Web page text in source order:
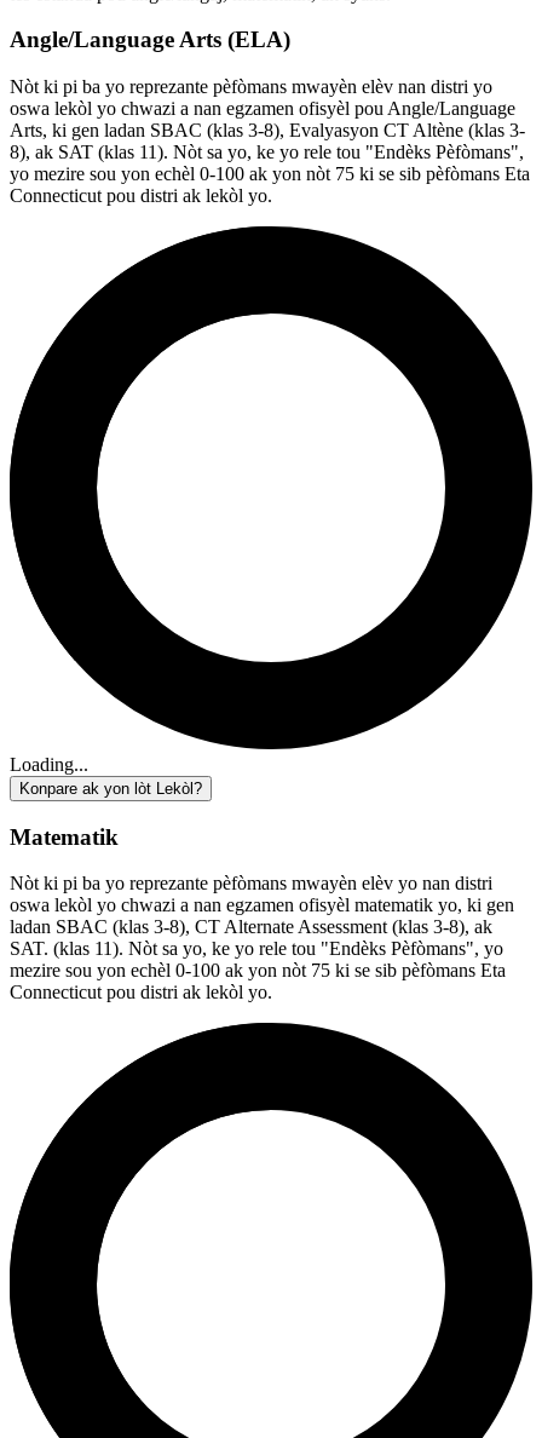
Angle/Language Arts (ELA)
Nòt ki pi ba yo reprezante pèfòmans mwayèn elèv nan distri yo
oswa lekòl yo chwazi a nan egzamen ofisyèl pou Angle/Language
Arts, ki gen ladan SBAC (klas 3-8), Evalyasyon CT Altène (klas 3-
8), ak SAT (klas 11). Nòt sa yo, ke yo rele tou "Endèks Pèfòmans",
yo mezire sou yon echèl 0-100 ak yon nòt 75 ki se sib pèfòmans Eta
Connecticut pou distri ak lekòl yo.
Loading...
Konpare ak yon lòt Lekòl?
Matematik
Nòt ki pi ba yo reprezante pèfòmans mwayèn elèv yo nan distri
oswa lekòl yo chwazi a nan egzamen ofisyèl matematik yo, ki gen
ladan SBAC (klas 3-8), CT Alternate Assessment (klas 3-8), ak
SAT. (klas 11). Nòt sa yo, ke yo rele tou "Endèks Pèfòmans", yo
mezire sou yon echèl 0-100 ak yon nòt 75 ki se sib pèfòmans Eta
Connecticut pou distri ak lekòl yo.